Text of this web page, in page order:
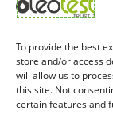
To provide the best
store and/or access
will allow us to
this site. Not
certain features and
degradación del
práctica de
forma natural en los
higiene,